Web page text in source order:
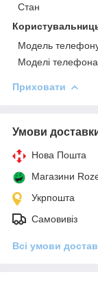
Стан
Модель
Моделі телефона
Приховати
Умови
Нова Пошта
Магазини
Укрпошта
Самовивіз
Всі умови